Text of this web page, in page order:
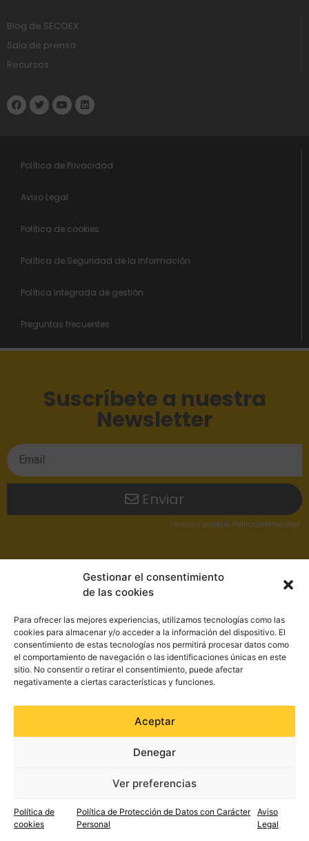
Gestionar el consentimiento
de las cookies
Para ofrecer las mejores experiencias, utilizamos tecnologías como las
cookies para almacenar y/o acceder a la información del dispositivo. El
consentimiento de estas tecnologías nos permitirá procesar datos como
el comportamiento de navegación o las identificaciones únicas en este
sitio. No consentir o retirar el consentimiento, puede afectar
negativamente a ciertas características y funciones.
Aceptar
Denegar
Ver preferencias
Política de
cookies
Política de Protección de Datos con Carácter
Personal
Aviso
Legal
LLámanos 900 732 731
Blog de SECOEX
Sala de prensa
Recursos
Política de Privacidad
Aviso Legal
Política de cookies
Política de Seguridad de la Información
Política integrada de gestión
Preguntas frecuentes
Suscríbete a nuestra
Newsletter
Enviar
He leídoy acepto la Política de Privacidad
Seguridad Integral SECOEX S.A.
Servicios Seguridad